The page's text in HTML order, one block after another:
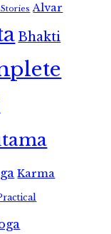
Alvar
Bhakti
Karma